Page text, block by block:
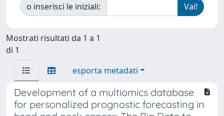
o inserisci le iniziali:
Mostrati risultati da 1 a 1
di 1
esporta metadati
Development of a multiomics database
for personalized prognostic forecasting in